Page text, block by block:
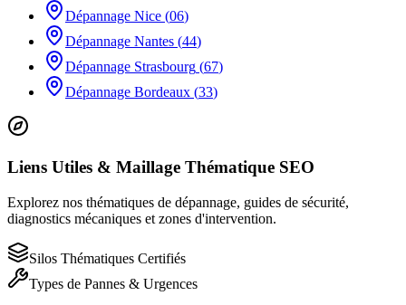
Dépannage Nice (06)
Dépannage Nantes (44)
Dépannage Strasbourg (67)
Dépannage Bordeaux (33)
Liens Utiles & Maillage Thématique SEO
Explorez nos thématiques de dépannage, guides de sécurité,
diagnostics mécaniques et zones d'intervention.
Silos Thématiques Certifiés
Types de Pannes & Urgences